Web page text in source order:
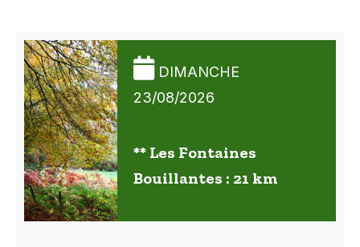
DIMANCHE
23/08/2026
** Les Fontaines
Bouillantes : 21 km